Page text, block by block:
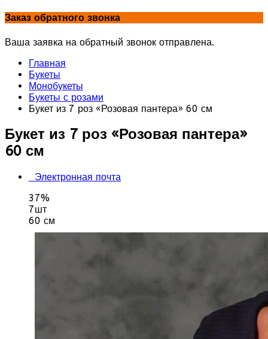
Заказ обратного звонка
Ваша заявка на обратный звонок отправлена.
Главная
Букеты
Монобукеты
Букеты с розами
Букет из 7 роз «Розовая пантера» 60 см
Букет из 7 роз «Розовая пантера»
60 см
Электронная почта
37%
7шт
60 см